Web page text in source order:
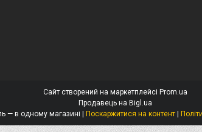
Сайт створений на маркетплейсі Prom.ua
Продавець на Bigl.ua
Поскаржитися на контент